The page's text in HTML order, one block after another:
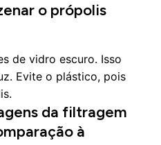
o própolis
de vidro escuro. Isso
Evite o plástico, pois
da filtragem
à